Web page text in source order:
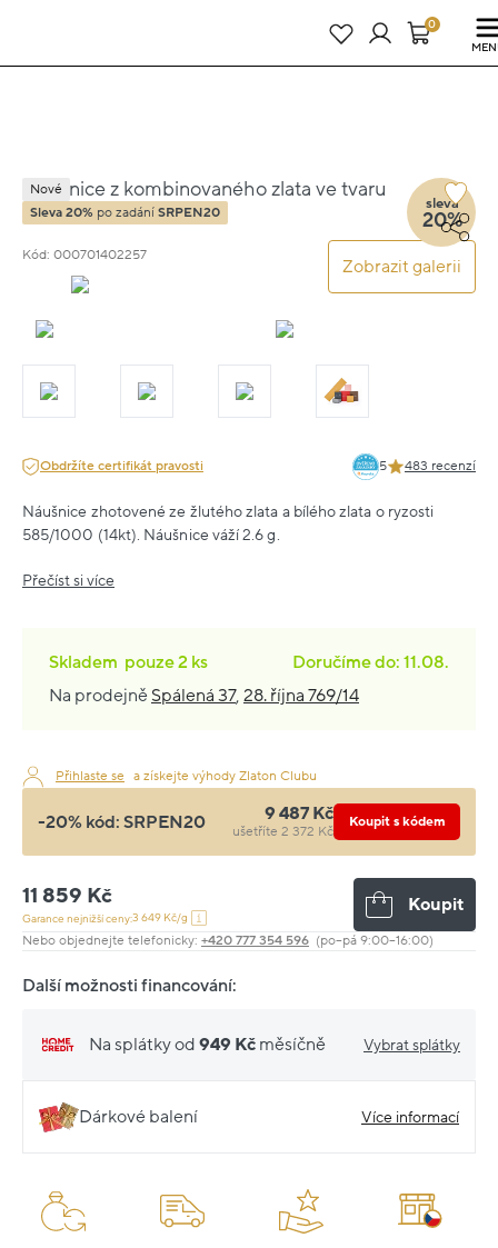
24 dní : 8h : 04m : 07s0
Náušnice z kombinovaného zlata ve tvaru
peří 3.5cm 2.6g
Kód: 000701402257
Zobrazit galerii
Nové
Sleva 20% po zadání SRPEN20
sleva
20%
Obdržíte certifikát pravosti 5 483 recenzí
Náušnice zhotovené ze žlutého zlata a bílého zlata o ryzosti
585/1000 (14kt). Náušnice váží 2.6 g.
Přečíst si více
Skladem pouze2 ks
Doručíme do: 11.08.
Na prodejně Spálená 37, 28. října 769/14
Přihlaste se a získejte výhody Zlaton Clubu
-20% kód: SRPEN20 9 487 Kč
ušetříte 2 372 Kč
Koupit s kódem
11 859 Kč
Garance nejnižší ceny:3 649 Kč/g
Koupit
Nebo objednejte telefonicky: +420 777 354 596 (po–pá 9:00–16:00)
Další možnosti financování:
Na splátky od 949 Kč měsíčně Vybrat splátky
Dárkové balení Více informací